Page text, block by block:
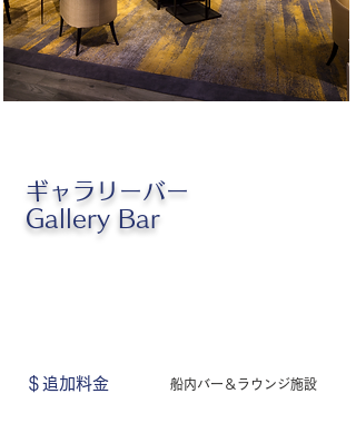
ギャラリーバー
Gallery Bar
＄追加料金 船内バー＆ラウンジ施設